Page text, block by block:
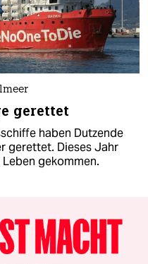
gerettet
haben Dutzende
gerettet. Dieses Jahr
gekommen.